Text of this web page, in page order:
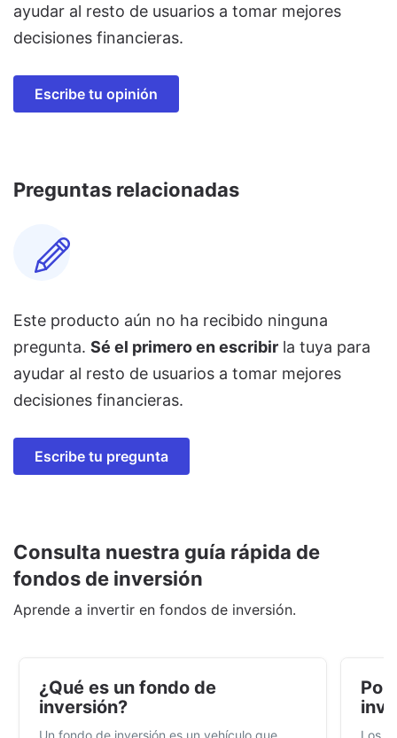
ayudar al resto de usuarios a tomar mejores
decisiones financieras.
Escribe tu opinión
Preguntas relacionadas
Este producto aún no ha recibido ninguna
pregunta. Sé el primero en escribir la tuya para
ayudar al resto de usuarios a tomar mejores
decisiones financieras.
Escribe tu pregunta
Consulta nuestra guía rápida de
fondos de inversión
Aprende a invertir en fondos de inversión.
¿Qué es un fondo de
inversión?
Un fondo de inversión es un vehículo que
Por
Los